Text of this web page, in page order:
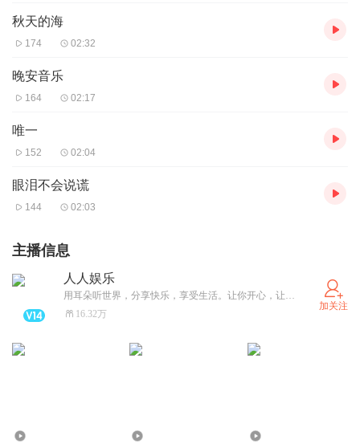
秋天的海
174 02:32
晚安音乐
164 02:17
唯一
152 02:04
眼泪不会说谎
144 02:03
主播信息
人人娱乐
用耳朵听世界，分享快乐，享受生活。让你开心，让你笑，抖音搜：宝军在北京
16.32万
加关注